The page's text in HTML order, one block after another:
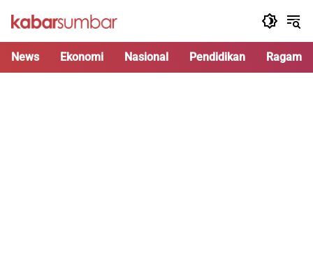
News Ekonomi Nasional Pendidikan Ragam